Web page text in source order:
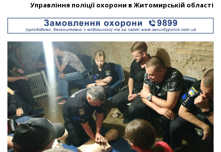
Управління поліції охорони в Житомирській області